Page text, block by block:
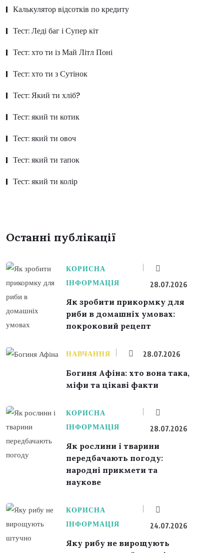
Калькулятор відсотків по кредиту
Тест: Леді баг і Супер кіт
Тест: хто ти із Май Літл Поні
Тест: хто ти з Сутінок
Тест: Який ти хліб?
Тест: який ти котик
Тест: який ти овоч
Тест: який ти тапок
Тест: який ти колір
Останні публікації
КОРИСНА
ІНФОРМАЦІЯ
28.07.2026
Як зробити прикормку для
риби в домашніх умовах:
покроковий рецепт
НАВЧАННЯ 28.07.2026
Богиня Афіна: хто вона така,
міфи та цікаві факти
КОРИСНА
ІНФОРМАЦІЯ
28.07.2026
Як рослини і тварини
передбачають погоду:
народні прикмети та
наукове
КОРИСНА
ІНФОРМАЦІЯ
24.07.2026
Яку рибу не вирощують